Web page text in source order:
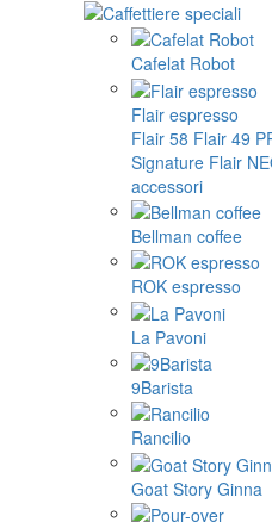
Cafelat Robot
Flair espresso
Flair 58 Flair 49
Signature Flair
accessori
Bellman coffee
ROK espresso
La Pavoni
9Barista
Rancilio
Goat Story Ginna